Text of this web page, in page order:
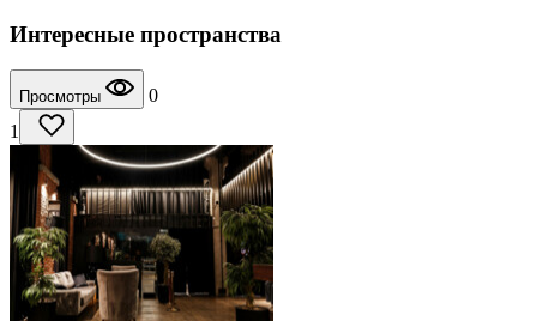
Интересные пространства
Просмотры
0
1